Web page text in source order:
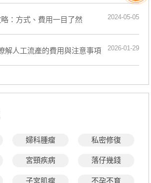
：方式、費用一目了然 2024-05-05
解人工流產的費用與注意事項 2026-01-29
婦科腫瘤 私密修復
宮頸疾病 落仔幾錢
子宮肌瘤 不孕不育